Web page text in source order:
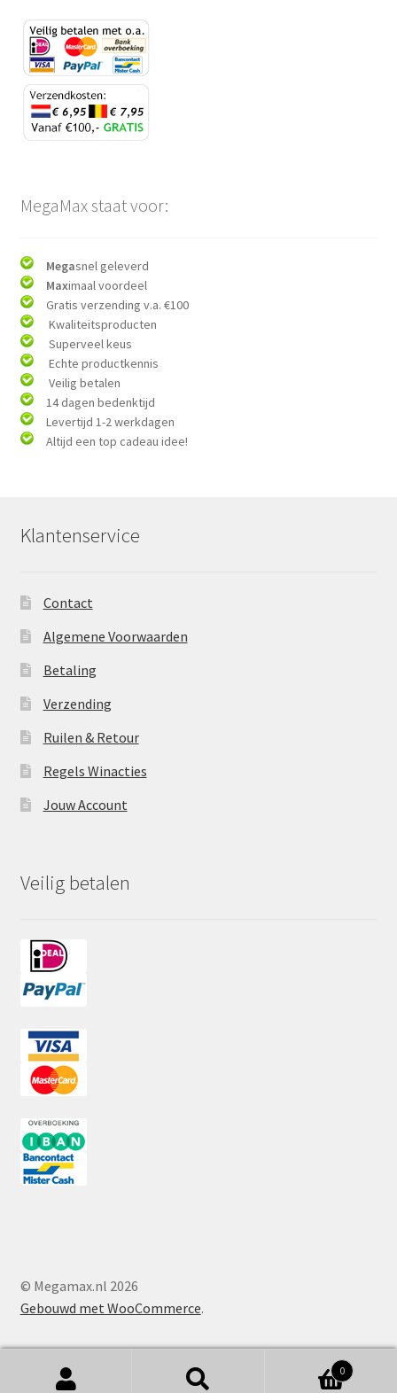
MegaMax staat voor:
Megasnel geleverd
Maximaal voordeel
Gratis verzending v.a. €100
Kwaliteitsproducten
Superveel keus
Echte productkennis
Veilig betalen
14 dagen bedenktijd
Levertijd 1-2 werkdagen
Altijd een top cadeau idee!
Klantenservice
Contact
Algemene Voorwaarden
Betaling
Verzending
Ruilen & Retour
Regels Winacties
Jouw Account
Veilig betalen
© Megamax.nl 2026
Gebouwd met WooCommerce.
0